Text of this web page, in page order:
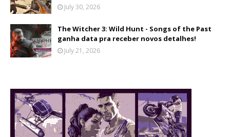
July 30, 2026
The Witcher 3: Wild Hunt - Songs of the Past
ganha data pra receber novos detalhes!
July 21, 2026